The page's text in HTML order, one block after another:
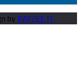
by KAYZEE IT